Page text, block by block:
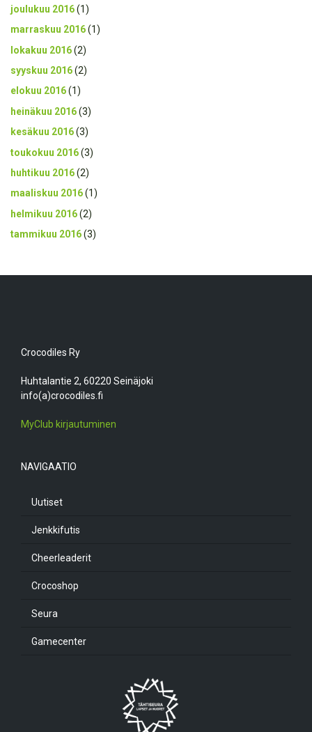
joulukuu 2016(1)
marraskuu 2016(1)
lokakuu 2016(2)
syyskuu 2016(2)
elokuu 2016(1)
heinäkuu 2016(3)
kesäkuu 2016(3)
toukokuu 2016(3)
huhtikuu 2016(2)
maaliskuu 2016(1)
helmikuu 2016(2)
tammikuu 2016(3)
Crocodiles Ry
Huhtalantie 2, 60220 Seinäjoki
info(a)crocodiles.fi
MyClub kirjautuminen
NAVIGAATIO
Uutiset
Jenkkifutis
Cheerleaderit
Crocoshop
Seura
Gamecenter